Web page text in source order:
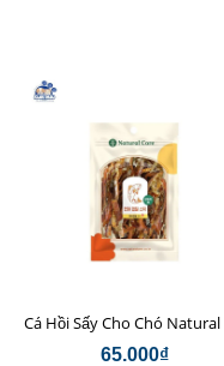
65.000₫